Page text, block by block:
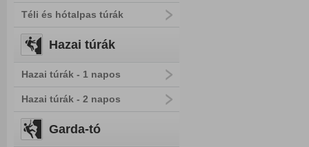
Téli és hótalpas túrák
Hazai túrák
Hazai túrák - 1 napos
Hazai túrák - 2 napos
Garda-tó